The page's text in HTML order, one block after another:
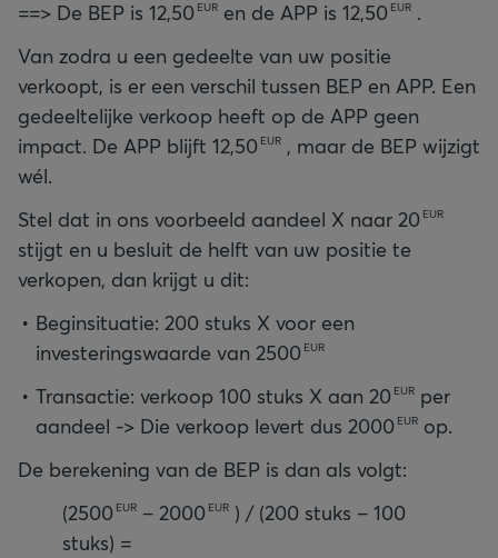
==> De BEP is 12,50 EUR en de APP is 12,50 EUR .
Van zodra u een gedeelte van uw positie
verkoopt, is er een verschil tussen BEP en APP. Een
gedeeltelijke verkoop heeft op de APP geen
impact. De APP blijft 12,50 EUR , maar de BEP wijzigt
wél.
Stel dat in ons voorbeeld aandeel X naar 20 EUR
stijgt en u besluit de helft van uw positie te
verkopen, dan krijgt u dit:
Beginsituatie: 200 stuks X voor een
investeringswaarde van 2500 EUR
Transactie: verkoop 100 stuks X aan 20 EUR per
aandeel -> Die verkoop levert dus 2000 EUR op.
De berekening van de BEP is dan als volgt:
(2500 EUR – 2000 EUR ) / (200 stuks – 100